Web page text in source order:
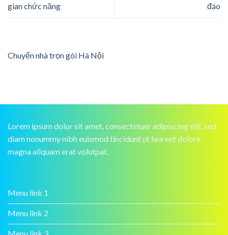
gian chức năng
đáo
Chuyển nhà trọn gói Hà Nội
Lorem ipsum dolor sit amet, consectetuer adipiscing elit, sed
diam nonummy nibh euismod tincidunt ut laoreet dolore
magna aliquam erat volutpat.
Menu link 1
Menu link 2